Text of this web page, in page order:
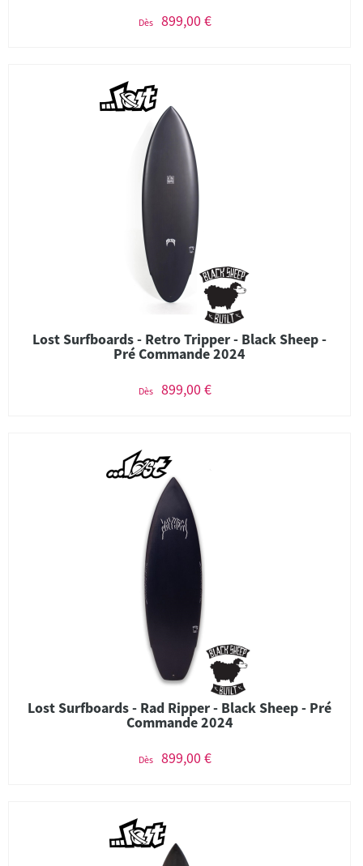
Dès 899,00 €
Lost Surfboards - Retro Tripper - Black Sheep -
Pré Commande 2024
Dès 899,00 €
Lost Surfboards - Rad Ripper - Black Sheep - Pré
Commande 2024
Dès 899,00 €